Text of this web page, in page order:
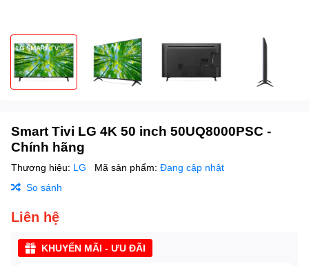
Smart Tivi LG 4K 50 inch 50UQ8000PSC -
Chính hãng
Thương hiệu: LG Mã sản phẩm: Đang cập nhật
So sánh
Liên hệ
KHUYẾN MÃI - ƯU ĐÃI